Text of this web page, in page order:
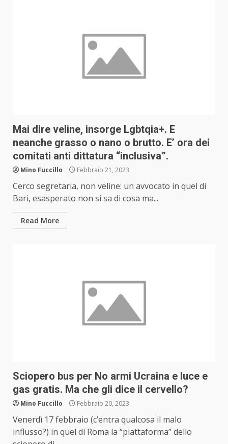
Mai dire veline, insorge Lgbtqia+. E
neanche grasso o nano o brutto. E’ ora dei
comitati anti dittatura “inclusiva”.
Mino Fuccillo Febbraio 21, 2023
Cerco segretaria, non veline: un avvocato in quel di
Bari, esasperato non si sa di cosa ma...
Read More
Sciopero bus per No armi Ucraina e luce e
gas gratis. Ma che gli dice il cervello?
Mino Fuccillo Febbraio 20, 2023
Venerdì 17 febbraio (c’entra qualcosa il malo
influsso?) in quel di Roma la “piattaforma” dello